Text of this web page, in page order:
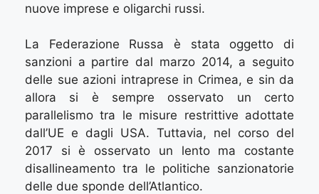
nuove imprese e oligarchi russi.
La Federazione Russa è stata oggetto di
sanzioni a partire dal marzo 2014, a seguito
delle sue azioni intraprese in Crimea, e sin da
allora si è sempre osservato un certo
parallelismo tra le misure restrittive adottate
dall’UE e dagli USA. Tuttavia, nel corso del
2017 si è osservato un lento ma costante
disallineamento tra le politiche sanzionatorie
delle due sponde dell’Atlantico.